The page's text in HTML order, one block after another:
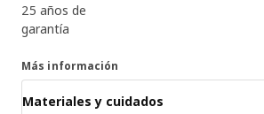
25 años de
garantía
Más información
Materiales y cuidados